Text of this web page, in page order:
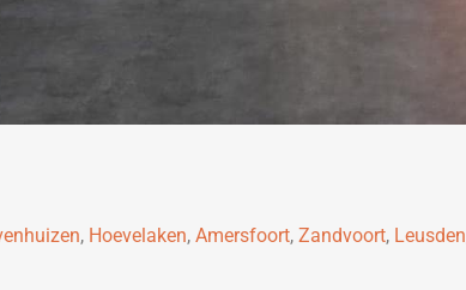
, Hoevelaken, Amersfoort, Zandvoort, Leusden